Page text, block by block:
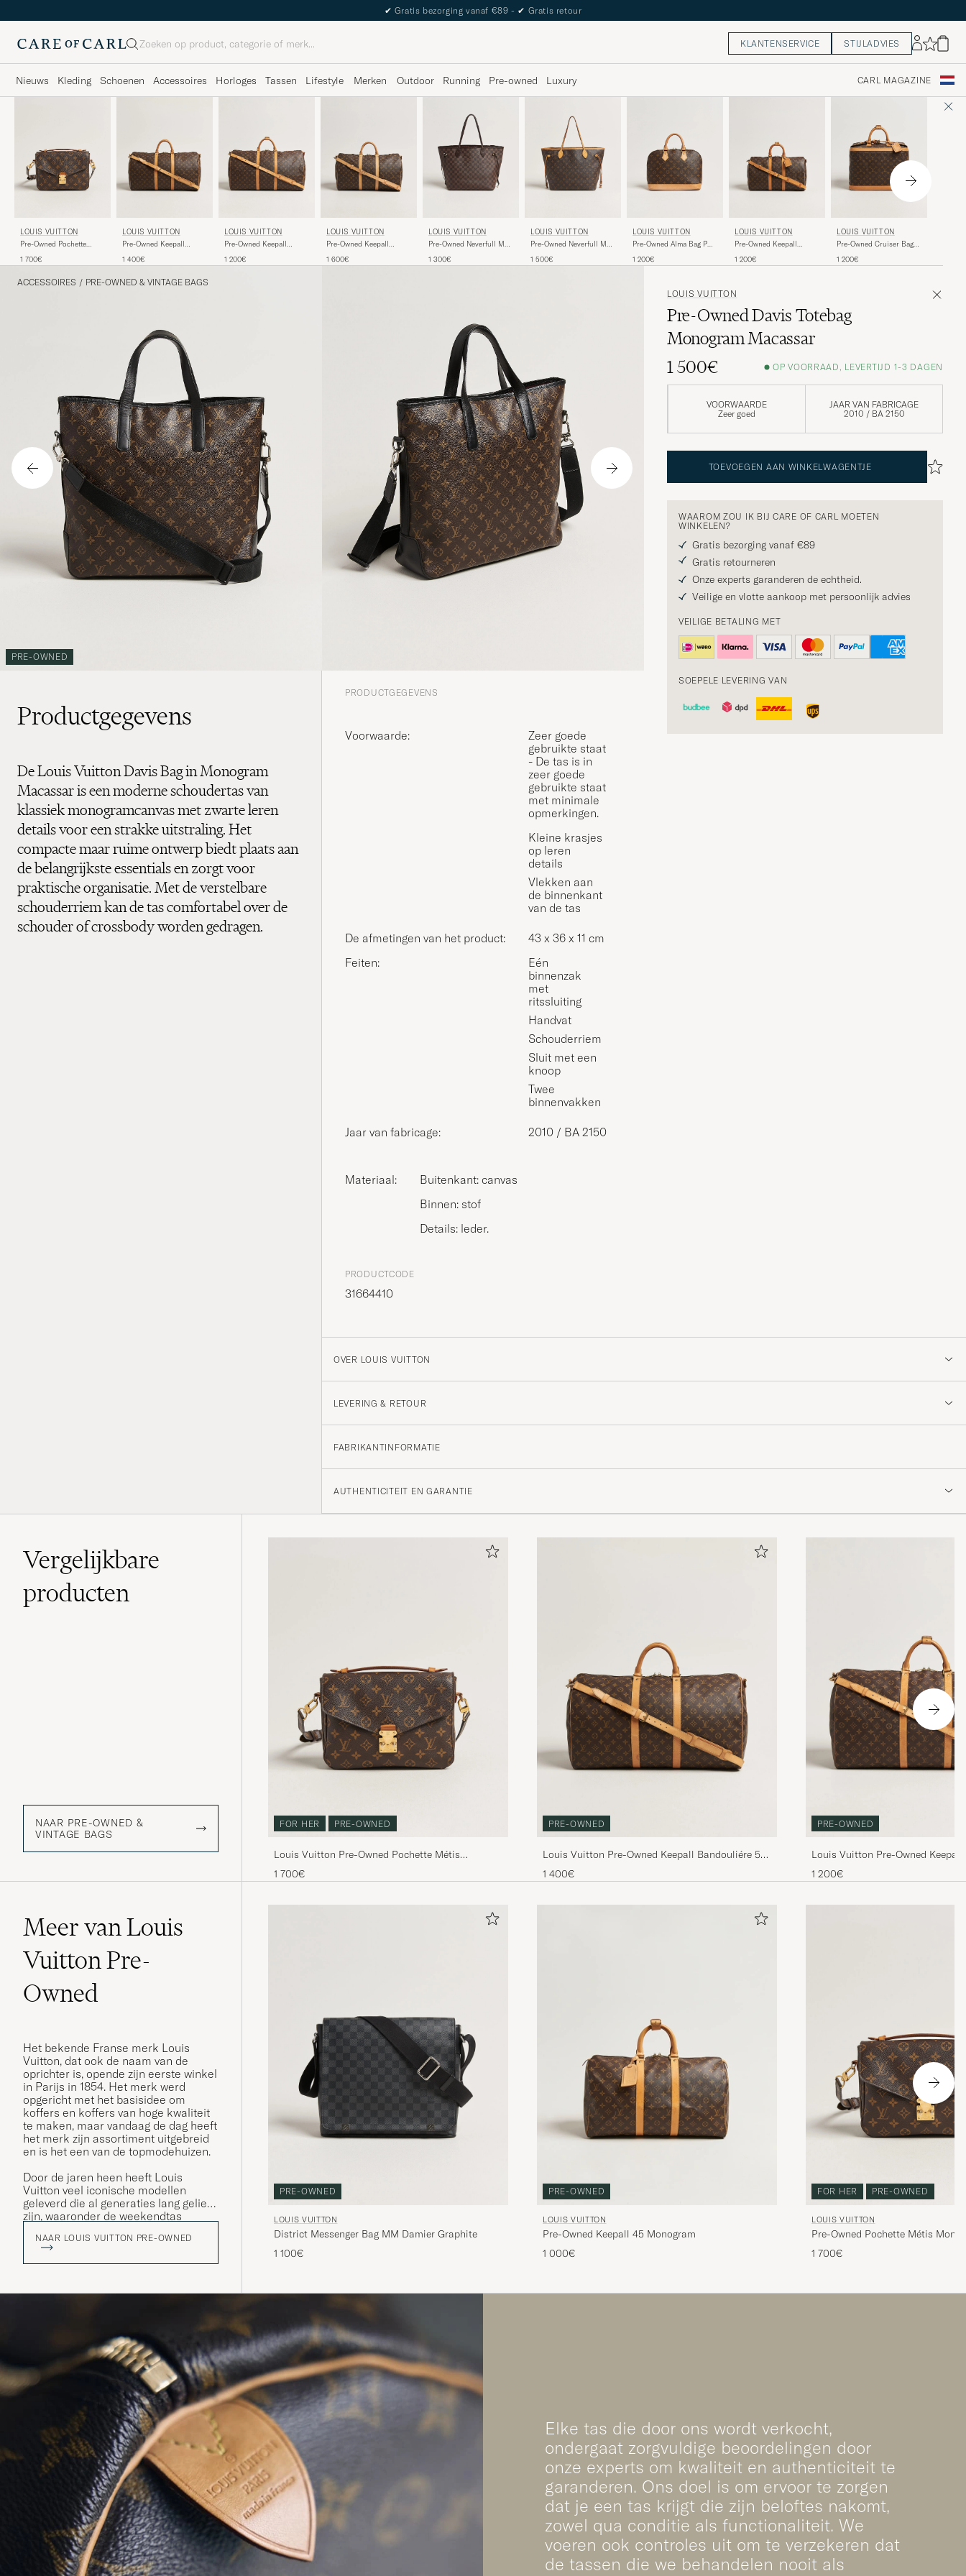
The Care of Carl Passport
Zoeken KLANTENSERVICE STIJLADVIES
Nieuws Kleding Schoenen Accessoires Horloges Tassen Lifestyle Merken Outdoor Running Pre-owned Luxury CARL MAGAZINE
LOUIS VUITTON
Pre-Owned Pochette
1 700€
LOUIS VUITTON
Pre-Owned Keepall
Monogram
1 400€
LOUIS VUITTON
Pre-Owned Keepall
Monogram
1 200€
LOUIS VUITTON
Pre-Owned Keepall
Monogram
1 600€
LOUIS VUITTON
Pre-Owned Neverfull MM
1 300€
LOUIS VUITTON
Pre-Owned Neverfull MM
1 500€
LOUIS VUITTON
Pre-Owned Alma Bag PM
1 200€
LOUIS VUITTON
Pre-Owned Keepall
Monogram
1 200€
LOUIS VUITTON
Pre-Owned Cruiser Bag
1 200€
ACCESSOIRES / PRE-OWNED & VINTAGE BAGS
PRE-OWNED
LOUIS VUITTON
Pre-Owned Davis Totebag
Monogram Macassar
1 500€
OP VOORRAAD, LEVERTIJD 1-3 DAGEN
VOORWAARDE
Zeer goed
JAAR VAN FABRICAGE
2010 / BA 2150
TOEVOEGEN AAN WINKELWAGENTJE
WAAROM ZOU IK BIJ CARE OF CARL MOETEN
WINKELEN?
Gratis bezorging vanaf €89
Gratis retourneren
Onze experts garanderen de echtheid.
Veilige en vlotte aankoop met persoonlijk advies
VEILIGE BETALING MET
SOEPELE LEVERING VAN
Productgegevens
De Louis Vuitton Davis Bag in Monogram
Macassar is een moderne schoudertas van
klassiek monogramcanvas met zwarte leren
details voor een strakke uitstraling. Het
compacte maar ruime ontwerp biedt plaats aan
de belangrijkste essentials en zorgt voor
praktische organisatie. Met de verstelbare
schouderriem kan de tas comfortabel over de
schouder of crossbody worden gedragen.
PRODUCTGEGEVENS
Voorwaarde:
Zeer goede
gebruikte staat
- De tas is in
zeer goede
gebruikte staat
met minimale
opmerkingen.
Kleine krasjes
op leren
details
Vlekken aan
de binnenkant
van de tas
de afmetingen van het product:
43 x 36 x 11 cm
Feiten:
Eén
binnenzak
met
ritssluiting
Handvat
Schouderriem
Sluit met een
knoop
Twee
binnenvakken
Jaar van fabricage: 2010 / BA 2150
Materiaal:
Buitenkant: canvas
Binnen: stof
Details: leder.
PRODUCTCODE
31664410
OVER LOUIS VUITTON
LEVERING & RETOUR
FABRIKANTINFORMATIE
AUTHENTICITEIT EN GARANTIE
Vergelijkbare
producten
NAAR PRE-OWNED &
VINTAGE BAGS
FOR HER PRE-OWNED
Louis Vuitton Pre-Owned Pochette Métis
Monogram
1 700€
PRE-OWNED
Louis Vuitton Pre-Owned Keepall Bandouliére 55
Monogram
1 400€
PRE-OWNED
Louis Vuitton Pre-Owned
Monogram
1 200€
Meer van Louis
Vuitton Pre-
Owned
Het bekende Franse merk Louis
Vuitton, dat ook de naam van de
oprichter is, opende zijn eerste winkel
in Parijs in 1854. Het merk werd
opgericht met het basisidee om
koffers en koffers van hoge kwaliteit
te maken, maar vandaag de dag heeft
het merk zijn assortiment uitgebreid
en is het een van de topmodehuizen.
Door de jaren heen heeft Louis
Vuitton veel iconische modellen
geleverd die al generaties lang geliefd
zijn, waaronder de weekendtas
in een overvloed aan verschillende
ontwerpen en vooral in het iconische
LV monogram, direct herkenbaar.
NAAR LOUIS VUITTON PRE-OWNED
PRE-OWNED
LOUIS VUITTON
District Messenger Bag MM Damier Graphite
1 100€
PRE-OWNED
LOUIS VUITTON
Pre-Owned Keepall 45 Monogram
1 000€
FOR HER PRE-OWNED
LOUIS VUITTON
Pre-Owned Pochette Métis
1 700€
Elke tas die door ons wordt verkocht,
ondergaat zorgvuldige beoordelingen door
onze experts om kwaliteit en authenticiteit te
garanderen. Ons doel is om ervoor te zorgen
dat je een tas krijgt die zijn beloftes nakomt,
zowel qua conditie als functionaliteit. We
voeren ook controles uit om te verzekeren dat
de tassen die we behandelen nooit als